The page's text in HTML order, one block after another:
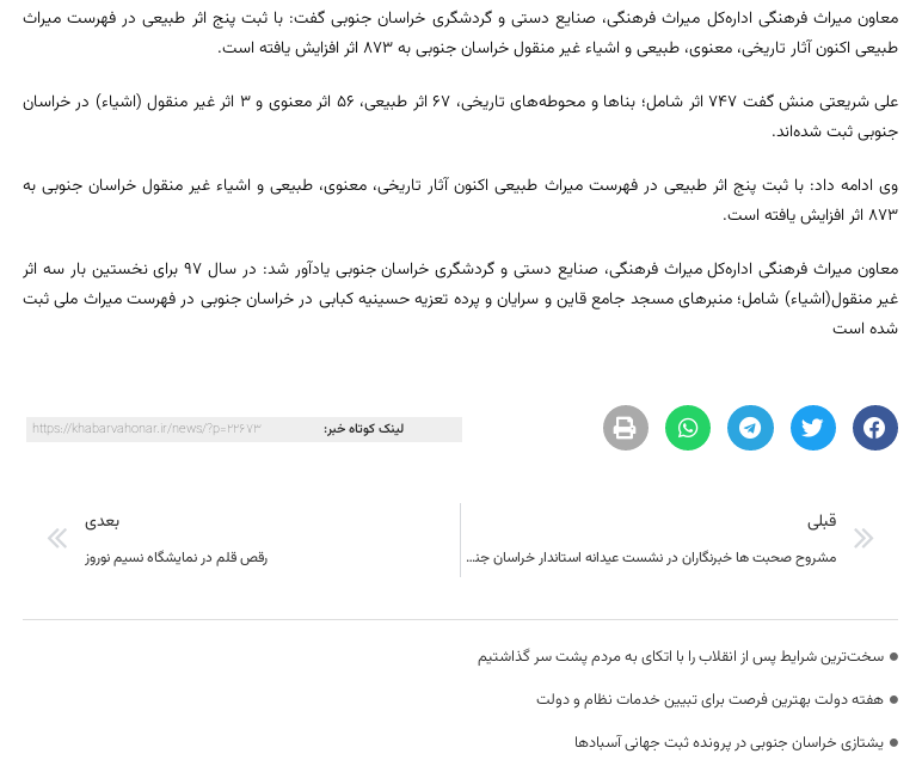
معاون میراث فرهنگی اداره‌کل میراث فرهنگی، صنایع دستی و گردشگری خراسان جنوبی گفت: با ثبت پنج اثر طبیعی در فهرست میراث
طبیعی اکنون آثار تاریخی، معنوی، طبیعی و اشیاء غیر منقول خراسان جنوبی به 873 اثر افزایش یافته است.
علی شریعتی منش گفت 747 اثر شامل؛ بناها و محوطه‌های تاریخی، 67 اثر طبیعی، 56 اثر معنوی و 3 اثر غیر منقول (اشیاء) در خراسان
جنوبی ثبت شده‌اند.
وی ادامه داد: با ثبت پنج اثر طبیعی در فهرست میراث طبیعی اکنون آثار تاریخی، معنوی، طبیعی و اشیاء غیر منقول خراسان جنوبی به
873 اثر افزایش یافته است.
معاون میراث فرهنگی اداره‌کل میراث فرهنگی، صنایع دستی و گردشگری خراسان جنوبی یادآور شد: در سال 97 برای نخستین بار سه اثر
غیر منقول(اشیاء) شامل؛ منبرهای مسجد جامع قاین و سرایان و پرده تعزیه حسینیه کبابی در خراسان جنوبی در فهرست میراث ملی ثبت
شده است
لینک کوتاه خبر: https://khabarvahonar.ir/news/?p=22673
قبلی
مشروح صحبت ها خبرنگاران در نشست عیدانه استاندار خراسان جنوبی
بعدی
رقص قلم در نمایشگاه نسیم نوروز
سخت‌ترین شرایط پس از انقلاب را با اتکای به مردم پشت سر گذاشتیم
هفته دولت بهترین فرصت برای تبیین خدمات نظام و دولت
یشتازی خراسان جنوبی در پرونده ثبت جهانی آسبادها